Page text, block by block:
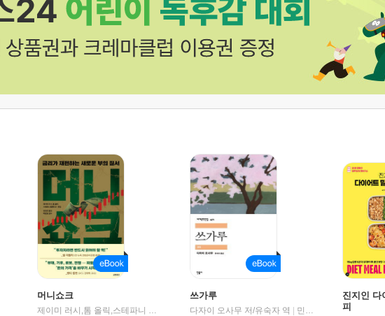
머니쇼크
제이미 러시,톰 올릭,스테파니 플랜더스 편저/임경은 역/박정호 감수 |
교보문고
쓰가루
다자이 오사무 저/유숙자 역
민음사
진지인 다
피